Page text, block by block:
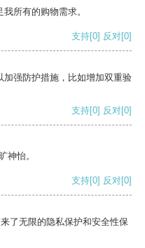
所有的购物需求。
支持[0] 反对[0]
强防护措施，比如增加双重验
支持[0] 反对[0]
神怡。
支持[0] 反对[0]
了无限的隐私保护和安全性保